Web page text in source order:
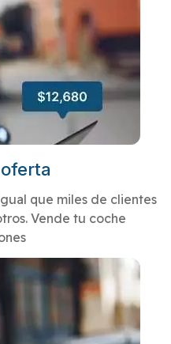
que miles de clientes
Vende tu coche